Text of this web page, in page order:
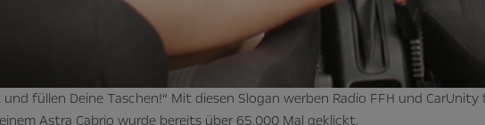
füllen Deine Taschen!“ Mit diesen Slogan werben Radio FFH und
Astra Cabrio wurde bereits über 65.000 Mal geklickt.